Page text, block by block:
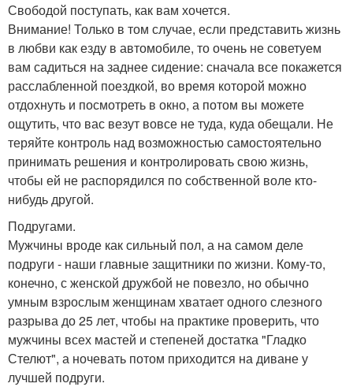
Свободой поступать, как вам хочется.
Внимание! Только в том случае, если представить жизнь
в любви как езду в автомобиле, то очень не советуем
вам садиться на заднее сидение: сначала все покажется
расслабленной поездкой, во время которой можно
отдохнуть и посмотреть в окно, а потом вы можете
ощутить, что вас везут вовсе не туда, куда обещали. Не
теряйте контроль над возможностью самостоятельно
принимать решения и контролировать свою жизнь,
чтобы ей не распорядился по собственной воле кто-
нибудь другой.
Подругами.
Мужчины вроде как сильный пол, а на самом деле
подруги - наши главные защитники по жизни. Кому-то,
конечно, с женской дружбой не повезло, но обычно
умным взрослым женщинам хватает одного слезного
разрыва до 25 лет, чтобы на практике проверить, что
мужчины всех мастей и степеней достатка "Гладко
Стелют", а ночевать потом приходится на диване у
лучшей подруги.